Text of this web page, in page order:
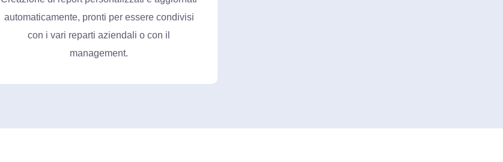
automaticamente, pronti per essere condivisi
con i vari reparti aziendali o con il
management.